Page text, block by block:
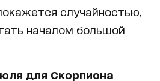
случайностью,
началом большой
для Скорпиона